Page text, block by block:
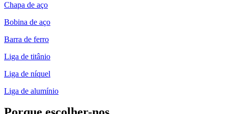
Chapa de aço
Bobina de aço
Barra de ferro
Liga de titânio
Liga de níquel
Liga de alumínio